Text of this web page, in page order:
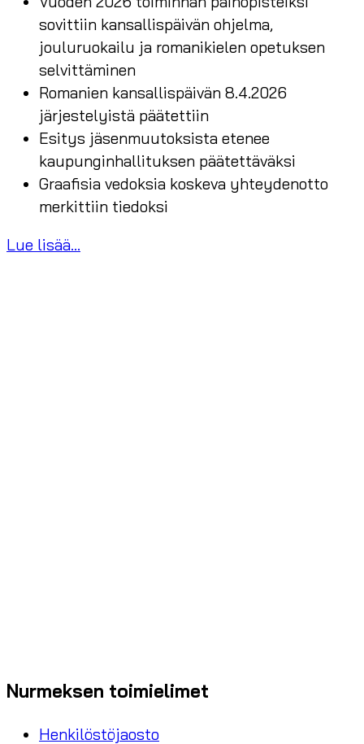
sovittiin kansallispäivän ohjelma,
jouluruokailu ja romanikielen opetuksen
selvittäminen
Romanien kansallispäivän 8.4.2026
järjestelyistä päätettiin
Esitys jäsenmuutoksista etenee
kaupunginhallituksen päätettäväksi
Graafisia vedoksia koskeva yhteydenotto
merkittiin tiedoksi
Lue lisää...
Nurmeksen toimielimet
Henkilöstöjaosto